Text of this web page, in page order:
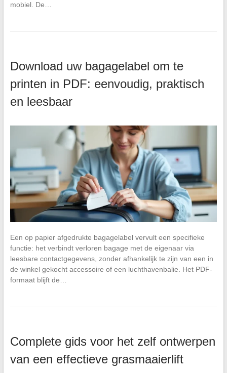
mobiel. De…
Download uw bagagelabel om te
printen in PDF: eenvoudig, praktisch
en leesbaar
Een op papier afgedrukte bagagelabel vervult een specifieke
functie: het verbindt verloren bagage met de eigenaar via
leesbare contactgegevens, zonder afhankelijk te zijn van een in
de winkel gekocht accessoire of een luchthavenbalie. Het PDF-
formaat blijft de…
Complete gids voor het zelf ontwerpen
van een effectieve grasmaaierlift